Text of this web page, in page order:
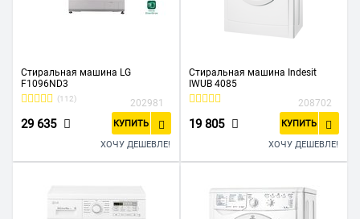
Стиральная машина LG
F1096ND3
(112) 202981
29 635 КУПИТЬ
ХОЧУ ДЕШЕВЛЕ!
Стиральная машина Indesit
IWUB 4085
208702
19 805 КУПИТЬ
ХОЧУ ДЕШЕВЛЕ!